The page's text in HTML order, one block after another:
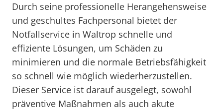
Durch seine professionelle Herangehensweise
und geschultes Fachpersonal bietet der
Notfallservice in Waltrop schnelle und
effiziente Lösungen, um Schäden zu
minimieren und die normale Betriebsfähigkeit
so schnell wie möglich wiederherzustellen.
Dieser Service ist darauf ausgelegt, sowohl
präventive Maßnahmen als auch akute